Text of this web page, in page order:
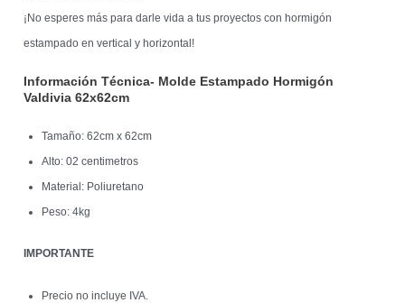
¡No esperes más para darle vida a tus proyectos con hormigón
estampado en vertical y horizontal!
Información Técnica- Molde Estampado Hormigón
Valdivia 62x62cm
Tamaño: 62cm x 62cm
Alto: 02 centimetros
Material: Poliuretano
Peso: 4kg
IMPORTANTE
Precio no incluye IVA.